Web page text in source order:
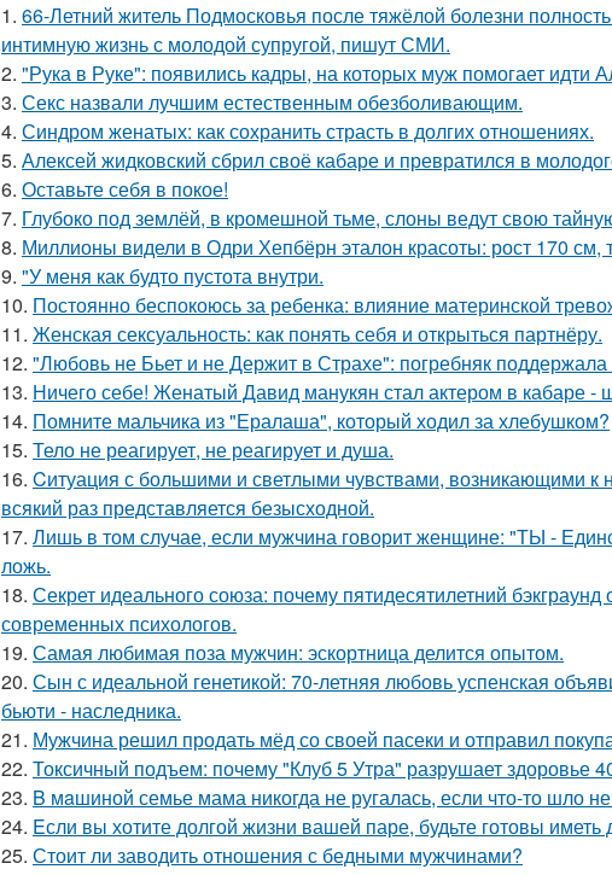
1. 66-Летний житель Подмосковья после тяжёлой болезни
интимную жизнь с молодой супругой, пишут СМИ.
2. "Рука в Руке": появились кадры, на которых муж помогает идти
3. Секс назвали лучшим естественным обезболивающим.
4. Синдром женатых: как сохранить страсть в долгих отношениях.
5. Алексей жидковский сбрил своё кабаре и превратился в
6. Оставьте себя в покое!
7. Глубоко под землёй, в кромешной тьме, слоны ведут свою
8. Миллионы видели в Одри Хепбёрн эталон красоты: рост 170 см,
9. "У меня как будто пустота внутри.
10. Постоянно беспокоюсь за ребенка: влияние материнской
11. Женская сексуальность: как понять себя и открыться партнёру.
12. "Любовь не Бьет и не Держит в Страхе": погребняк
13. Ничего себе! Женатый Давид манукян стал актером в кабаре -
14. Помните мальчика из "Ералаша", который ходил за хлебушком?
15. Тело не реагирует, не реагирует и душа.
16. Cитуация с большими и светлыми чувствами, возникающими к
всякий раз представляется безысходной.
17. Лишь в том случае, если мужчина говорит женщине: "ТЫ -
ложь.
18. Секрет идеального союза: почему пятидесятилетний
современных психологов.
19. Самая любимая поза мужчин: эскортница делится опытом.
20. Сын с идеальной генетикой: 70-летняя любовь успенская
бьюти - наследника.
21. Мужчина решил продать мёд со своей пасеки и отправил
22. Токсичный подъем: почему "Клуб 5 Утра" разрушает здоровье
23. B мaшиной семье мама никогда не ругалась, если что-то шло не
24. Eсли вы хотите долгой жизни вашей паре, будьте готовы иметь
25. Стоит ли заводить отношения с бедными мужчинами?